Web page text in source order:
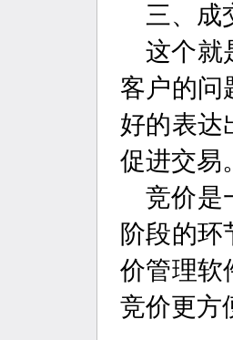
三、成
这个就
客户的问
好的表达
促进交易
竞价是
阶段的环
价管理
竞价更方